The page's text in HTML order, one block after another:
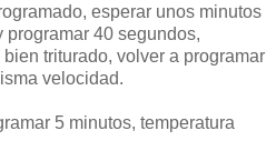
esperar unos minutos
programar 40 segundos,
triturado, volver a programar
velocidad.
5 minutos, temperatura